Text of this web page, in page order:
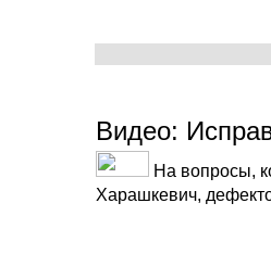
Видео:
На вопросы,
Харашкевич,